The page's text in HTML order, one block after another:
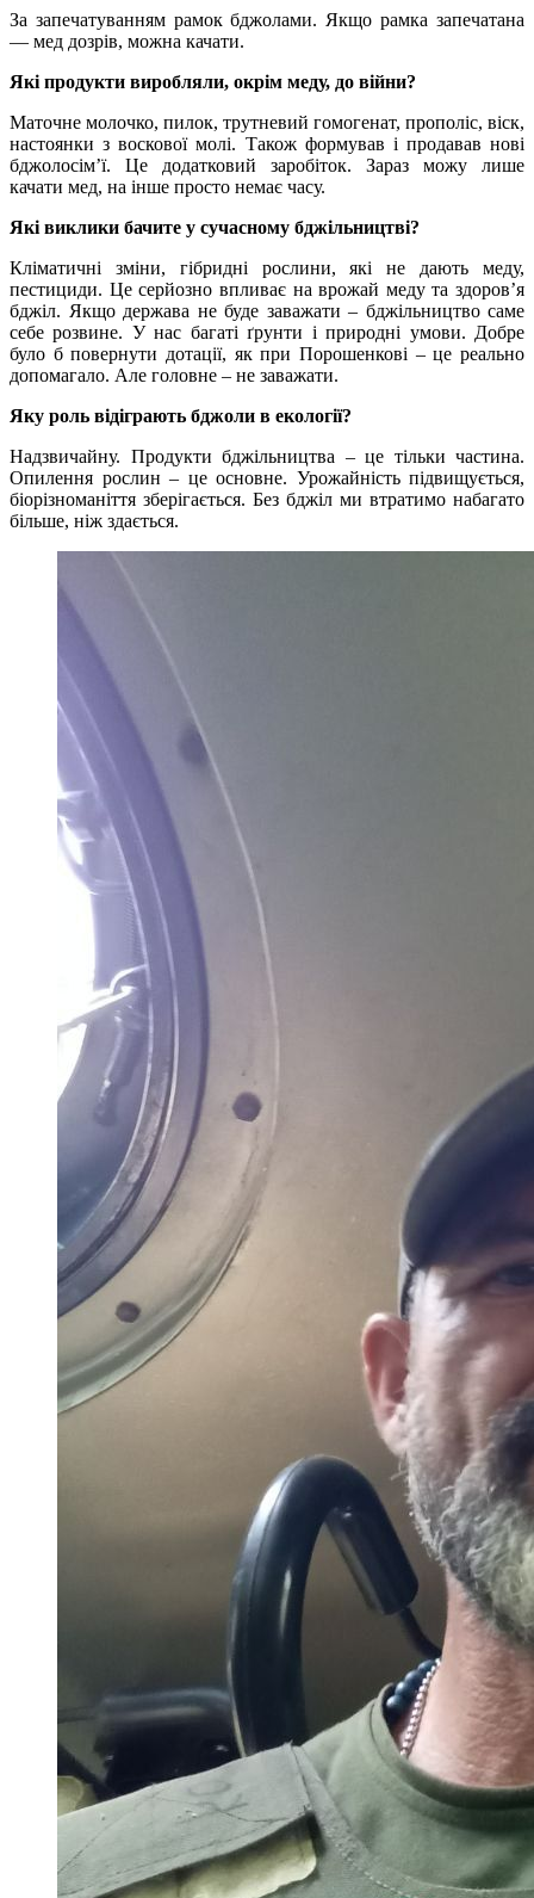
За запечатуванням рамок бджолами. Якщо рамка запечатана
— мед дозрів, можна качати.
Які продукти виробляли, окрім меду, до війни?
Маточне молочко, пилок, трутневий гомогенат, прополіс, віск,
настоянки з воскової молі. Також формував і продавав нові
бджолосім’ї. Це додатковий заробіток. Зараз можу лише
качати мед, на інше просто немає часу.
Які виклики бачите у сучасному бджільництві?
Кліматичні зміни, гібридні рослини, які не дають меду,
пестициди. Це серйозно впливає на врожай меду та здоров’я
бджіл. Якщо держава не буде заважати – бджільництво саме
себе розвине. У нас багаті ґрунти і природні умови. Добре
було б повернути дотації, як при Порошенкові – це реально
допомагало. Але головне – не заважати.
Яку роль відіграють бджоли в екології?
Надзвичайну. Продукти бджільництва – це тільки частина.
Опилення рослин – це основне. Урожайність підвищується,
біорізноманіття зберігається. Без бджіл ми втратимо набагато
більше, ніж здається.